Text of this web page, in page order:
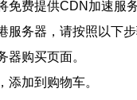
免费提供CDN加速服
务器，请按照以下步
器购买页面。
添加到购物车。